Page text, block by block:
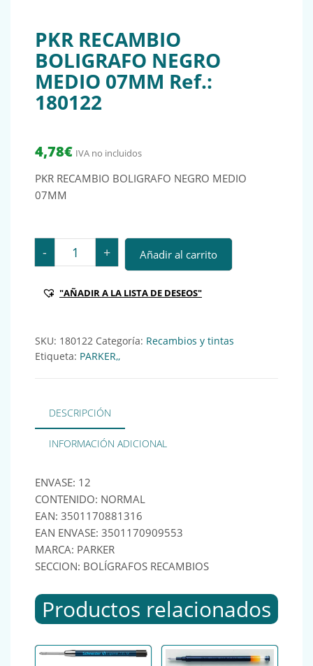
PKR RECAMBIO
BOLIGRAFO NEGRO
MEDIO 07MM Ref.:
180122
4,78€ IVA no incluidos
PKR RECAMBIO BOLIGRAFO NEGRO MEDIO
07MM
- PKR RECAMBIO BOLIGRAFO NEGRO MEDIO 07MM
+ Añadir al carrito
"AÑADIR A LA LISTA DE DESEOS"
SKU: 180122 Categoría: Recambios y tintas
Etiqueta: PARKER,,
DESCRIPCIÓN
INFORMACIÓN ADICIONAL
ENVASE: 12
CONTENIDO: NORMAL
EAN: 3501170881316
EAN ENVASE: 3501170909553
MARCA: PARKER
SECCION: BOLÍGRAFOS RECAMBIOS
Productos relacionados